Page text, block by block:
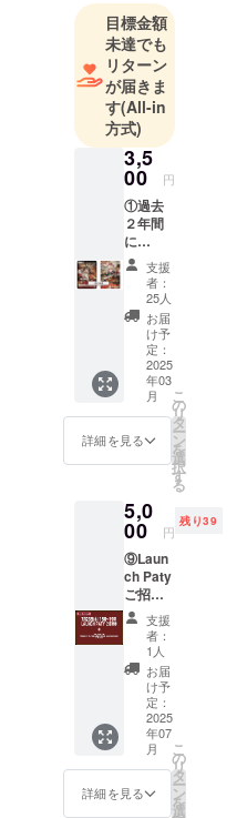
トやスリー
ブ、デッキ
ケースなど
をメインと
しておりま
すが、素晴
らしいアー
ト原画や作
家それぞれ
の手描きの
イラスト等
も展示また
は販売もし
2025年から
弊社の起源
事業の展開
ます。よろ
しくお願い
いたしま
目標金額
未達でも
リターン
が届きま
す(All-in
方式)
3,5
00 円
①過去
２年間
に
LUNLU
Nのイベ
ントや
他社協
賛イベ
ント等
で配布
した
LUNLU
Nのトー
クン
カード
5枚セッ
回開催
の人気
イベン
トタイ
トルや
年間を
通して
配布し
ていた
もの、
四谷店
のみで
配布し
ていた
ものに
加え、
作家の
支援
者：
25人
お届
け予
定：
2025
年03
月
詳細を見る
こ
の
リ
タ
ー
ン
を
選
択
す
る
5,0
00 円
残り39
⑨Laun
ch Paty
ご招待
券(23
日)＋
TAC第1
弾
Hatori
Kyoka
Limited
Collecti
on 1
パック
イベン
トを記
支援
者：
1人
お届
け予
定：
2025
年07
月
詳細を見る
こ
の
リ
タ
ー
ン
を
選